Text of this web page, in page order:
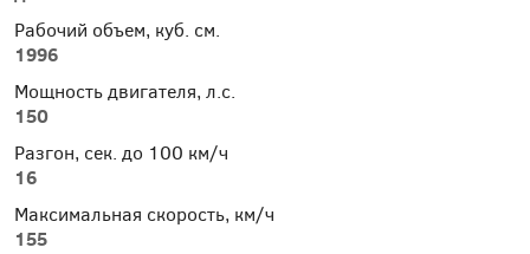
Рабочий объем, куб. см.
1996
Мощность двигателя, л.с.
150
Разгон, сек. до 100 км/ч
16
Максимальная скорость, км/ч
155